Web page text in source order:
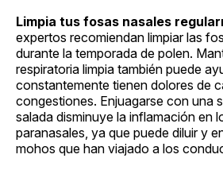
Limpia tus fosas nasales
expertos recomiendan limpiar las
durante la temporada de polen.
respiratoria limpia también puede
constantemente tienen dolores de
congestiones. Enjuagarse con una
salada disminuye la inflamación en
paranasales, ya que puede diluir y
mohos que han viajado a los